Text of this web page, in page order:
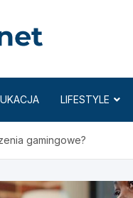
LIFESTYLE
gamingowe?